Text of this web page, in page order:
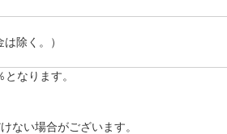
除く。）
なります。
ない場合がございます。